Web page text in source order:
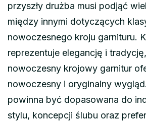
przyszły drużba musi podjąć
między innymi dotyczących
nowoczesnego kroju garnituru.
reprezentuje elegancję i
nowoczesny krojowy garnitur
nowoczesny i oryginalny
powinna być dopasowana do
stylu, koncepcji ślubu oraz